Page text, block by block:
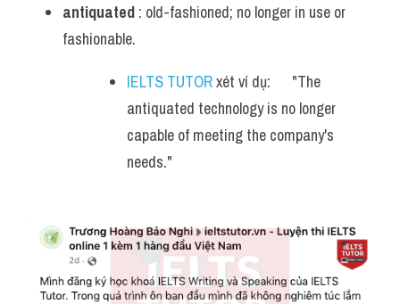
antiquated : old-fashioned; no longer in use or
fashionable.
IELTS TUTOR xét ví dụ:      "The
antiquated technology is no longer
capable of meeting the company's
needs."